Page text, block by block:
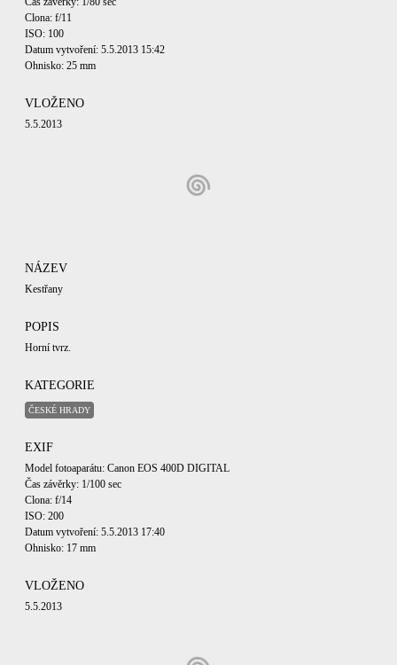
Clona: f/11
ISO: 100
Datum vytvoření: 5.5.2013 15:42
Ohnisko: 25 mm
VLOŽENO
5.5.2013
NÁZEV
Kestřany
POPIS
Horní tvrz.
KATEGORIE
ČESKÉ HRADY
EXIF
Model fotoaparátu: Canon EOS 400D DIGITAL
Čas závěrky: 1/100 sec
Clona: f/14
ISO: 200
Datum vytvoření: 5.5.2013 17:40
Ohnisko: 17 mm
VLOŽENO
5.5.2013